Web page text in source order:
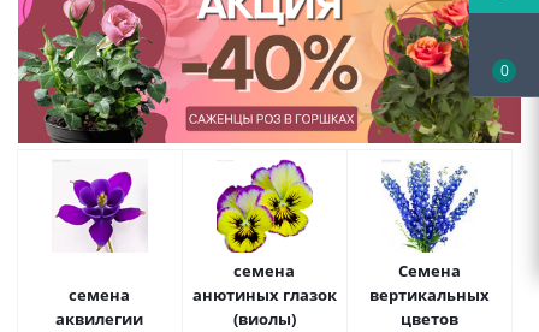
семена
аквилегии
семена
анютиных глазок
(виолы)
Семена
вертикальных
цветов
0